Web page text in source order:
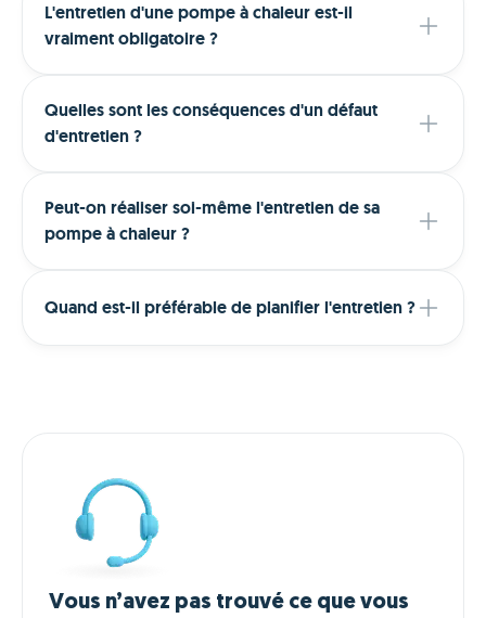
L'entretien d'une pompe à chaleur est-il
vraiment obligatoire ?
Quelles sont les conséquences d'un défaut
d'entretien ?
Peut-on réaliser soi-même l'entretien de sa
pompe à chaleur ?
Quand est-il préférable de planifier l'entretien ?
Vous n’avez pas trouvé ce que vous